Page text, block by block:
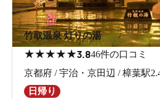
竹取温泉 灯りの湯
★★★★★3.846件の口コミ
京都府 / 宇治・京田辺 / 樟葉駅
日帰り